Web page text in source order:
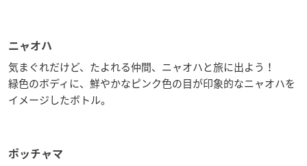
ニャオハ
気まぐれだけど、たよれる仲間、ニャオハと旅に出よう！
緑色のボディに、鮮やかなピンク色の目が印象的なニャオハを
イメージしたボトル。
ポッチャマ